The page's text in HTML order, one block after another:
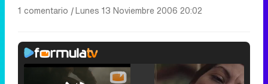
1 comentario |Lunes 13 Noviembre 2006 20:02